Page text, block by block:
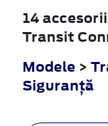
14
Transit
Modele >
Siguranţă